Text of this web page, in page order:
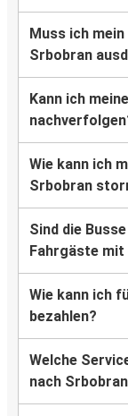
Muss ich
Srbobran
Kann ich
Wie kann ich
Srbobran
Sind die
Fahrgäste
Wie kann ich
bezahlen?
Welche
nach